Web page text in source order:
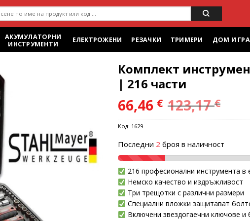
АКУМУЛАТОРНИ
ИНСТРУМЕНТИ
ЕЛЕКТРОЖЕНИ РЕЗАЧКИ ТРИМЕРИ ДОМ И
Комплект
| 216 части
66,46 € 123,17€
Код: 1629
Последни 2 броя в наличност
216 професионални инструмента в
Немско качество и издръжливост
Три трещотки с различни размери
Специални вложки защитават
Включени звездогаечни ключове и